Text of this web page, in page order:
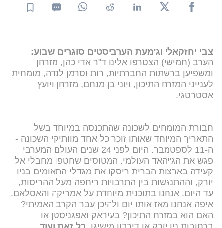
צבי יחזקאלי וג'מעת הערביסטים סוגרים שבוע:
הערב (חמישי) הצטרפו אלינו ד"ר אדי כהן, מזרחן
ומשפיען ברשתות החברתיות, רות וסרמן לנדה, מומחית
לענייני המזרח התיכון, ויוני בן מנחם, מזרחן ויועץ
אסטרטגי.
חבורת המומחים לשכונה שהתכנסה במיוחד בשל
התאריך המיוחד שאותו זוכר כל אחד מוותיקי השכונה -
ה-11 לספטמבר. היום לפני 24 שנים העולם המערבי
פגש את הג'יהאד העולמי. המטוסים שחטפו מחבלי אל
קעידה בארצות הברית ריסקו את מגדלי התאומים בניו
יורק, וההתנגשות בין התרבויות ריחפה מעל ההריסות,
עד היום. אנחנו בתוכנית מיוחדת על אמריקה והאסלאם.
איפה אנחנו מאז אותו יום ולהיכן עבר הקרב האמיתי?
האם הוא במזרח התיכון? בעיראק ואפגניסטן או
ברחובות ניו יורק או דירבון מישיגן. כל זאת ועוד